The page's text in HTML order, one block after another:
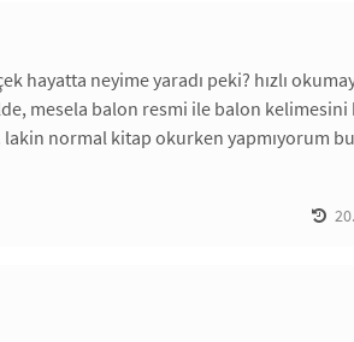
hayatta neyime yaradı peki? hızlı
mesela balon resmi ile balon
normal kitap okurken yapmıyorum